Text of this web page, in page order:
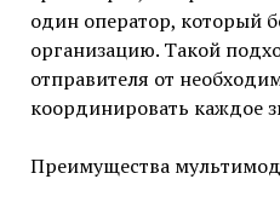
один оператор, который
организацию. Такой
отправителя от
координировать каждое
Преимущества